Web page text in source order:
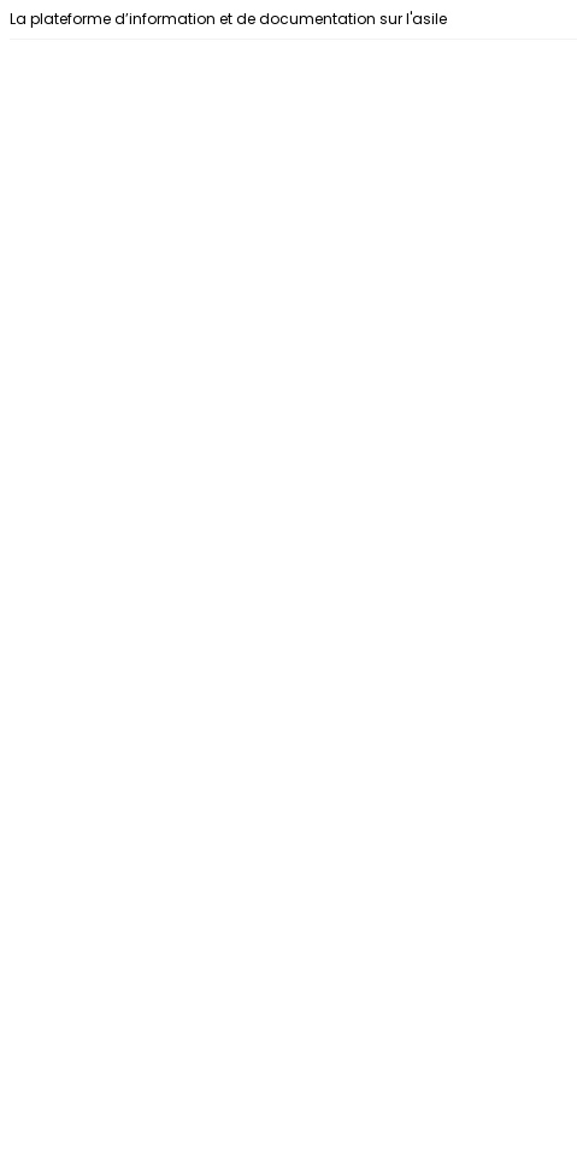
Aller au contenu
La plateforme d’information et de documentation sur l'asile